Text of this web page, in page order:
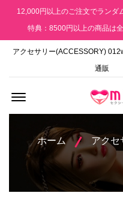
12,000円以上のご注文でランダ
特典：8500円以上の商品は
アクセサリー(ACCESSORY)
通販
ホーム アクセ